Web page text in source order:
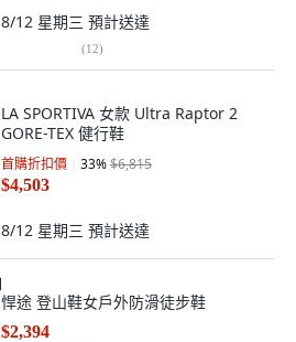
8/12 星期三 預計送達
(12)
LA SPORTIVA 女款 Ultra Raptor 2
GORE-TEX 健行鞋
首購折扣價 33%$6,815
$4,503
8/12 星期三 預計送達
悍途 登山鞋女戶外防滑徒步鞋
$2,394